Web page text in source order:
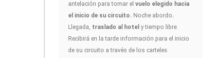
antelación para tomar el vuelo elegido hacia
el inicio de su circuito. Noche abordo.
Llegada, traslado al hotel y tiempo libre.
Recibirá en la tarde información para el inicio
de su circuito a través de los carteles